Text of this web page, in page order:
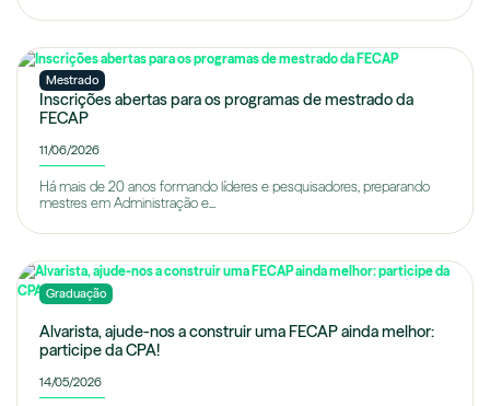
Mestrado
Inscrições abertas para os programas de mestrado da
FECAP
11/06/2026
Há mais de 20 anos formando líderes e pesquisadores, preparando
mestres em Administração e...
Graduação
Alvarista, ajude-nos a construir uma FECAP ainda melhor:
participe da CPA!
14/05/2026